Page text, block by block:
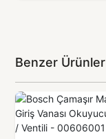
Benzer Ürünler